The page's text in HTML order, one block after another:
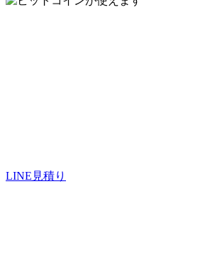
LINE見積り